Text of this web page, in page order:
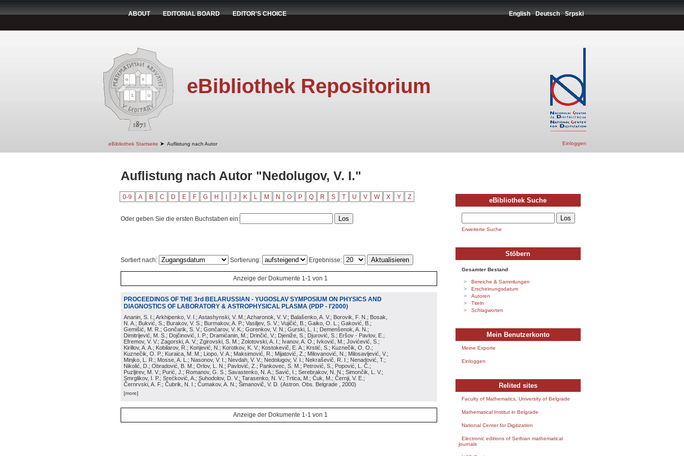
ABOUT EDITORIAL BOARD EDITOR'S CHOICE English Deutsch Srpski
eBibliothek Repositorium
eBibliothek Startseite ➤ Auflistung nach Autor Einloggen
Auflistung nach Autor "Nedolugov, V. I."
0-9 A B C D E F G H J K L M N O P Q R S T U V W X Y Z
Oder geben Sie die ersten Buchstaben ein:
Sortiert nach: Sortierung: Ergebnisse:
Anzeige der Dokumente 1-1 von 1
PROCEEDINGS OF THE 3rd BELARUSSIAN - YUGOSLAV SYMPOSIUM ON PHYSICS AND
DIAGNOSTICS OF LABORATORY & ASTROPHYSICAL PLASMA (PDP - I'2000)
Ananin, S. I.; Arkhipenko, V. I.; Astashynski, V. M.; Azharonok, V. V.; Balašenko, A. V.; Borovik, F. N.; Bosak,
N. A.; Bukvić, S.; Burakov, V. S.; Burmakov, A. P.; Vasiljev, S. V.; Vujičić, B.; Gaiko, O. L.; Gaković, B.;
Gemišić, M. R.; Gončarik, S. V.; Gončarov, V. K.; Gorenkov, V. N.; Gurski, L. I.; Demenšenok, A. N.;
Dimitrijević, M. S.; Dojčinović, I. P.; Dramićanin, M.; Drinčić, V.; Djeniže, S.; Djurović, S.; Eršov - Pavlov, E.;
Efremov, V. V.; Zagorski, A. V.; Zgirovski, S. M.; Zolotovski, A. I.; Ivanov, A. O.; Ivković, M.; Jovićević, S.;
Kirillov, A. A.; Kobilarov, R.; Konjević, N.; Korotkov, K. V.; Kostokevič, E. A.; Krstić, S.; Kuznečik, O. O.;
Kuznečik, O. P.; Kuraica, M. M.; Liopo, V. A.; Maksimović, R.; Mijatović, Z.; Milovanović, N.; Milosavljević, V.;
Minjko, L. R.; Mosse, A. L.; Nasonov, V. I.; Nevdah, V. V.; Nedolugov, V. I.; Nekraševič, R. I.; Nenadović, T.;
Nikolić, D.; Obradović, B. M.; Orlov, L. N.; Pavlović, Z.; Pankovec, S. M.; Petrović, S.; Popović, L. Č.;
Puzljirev, M. V.; Purić, J.; Romanov, G. S.; Savastenko, N. A.; Savić, I.; Serebrakov, N. N.; Simončik, L. V.;
Smrglikov, I. P.; Srećković, A.; Suhodolov, D. V.; Tarasenko, N. V.; Trtica, M.; Ćuk, M.; Černji, V. E.;
Černrvski, A. F.; Čubrik, N. I.; Čumakov, A. N.; Šimanovič, V. D. (Astron. Obs. Belgrade , 2000)
[more]
Anzeige der Dokumente 1-1 von 1
eBibliothek Suche
Erweiterte Suche
Stöbern
Gesamter Bestand
Bereiche & Sammlungen
Erscheinungsdatum
Autoren
Titeln
Schlagworten
Mein Benutzerkonto
Meine Exporte
Einloggen
Relited sites
Faculty of Mathematics, University of Belgrade
Mathematical Institut in Belgrade
National Center for Digitization
Electronic editions of Serbian mathematical
journals